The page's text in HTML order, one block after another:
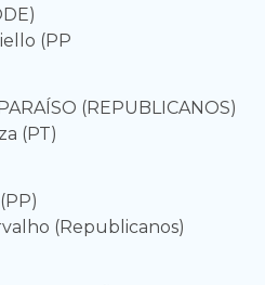
(PP
(REPUBLICANOS)
(PT)
(Republicanos)